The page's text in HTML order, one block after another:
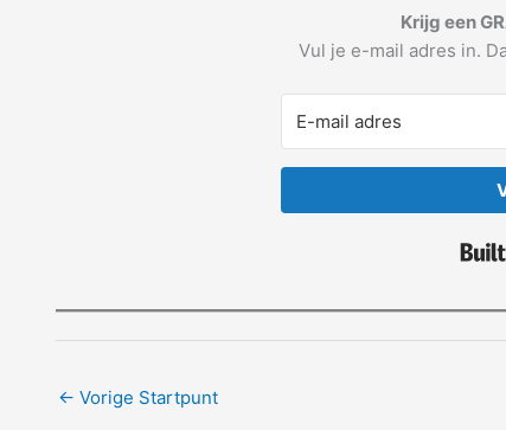
Krijg een
Vul je e-mail adres in.
← Vorige Startpunt